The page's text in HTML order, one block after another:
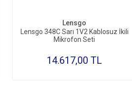
Lensgo
Lensgo 348C Sarı 1V2 Kablosuz İkili
Mikrofon Seti
14.617,00 TL